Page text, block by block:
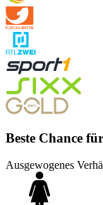
Beste Chance
Ausgewogenes